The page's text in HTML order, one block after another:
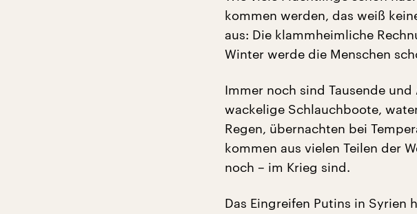
kommen werden, das weiß
aus: Die klammheimliche
Winter werde die Menschen
Immer noch sind Tausende
wackelige Schlauchboote,
Regen, übernachten bei
kommen aus vielen Teilen der
noch – im Krieg sind.
Das Eingreifen Putins in Syrien